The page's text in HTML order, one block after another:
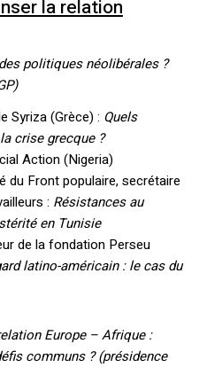
la relation
politiques néolibérales ?
Syriza (Grèce) : Quels
crise grecque ?
Action (Nigeria)
du Front populaire, secrétaire
: Résistances au
en Tunisie
de la fondation Perseu
latino-américain : le cas du
Europe – Afrique :
communs ? (présidence